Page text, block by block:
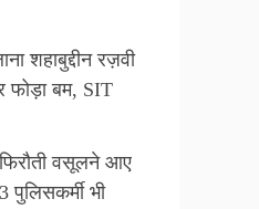
शहाबुद्दीन रज़वी
फोड़ा बम, SIT
वसूलने आए
भी